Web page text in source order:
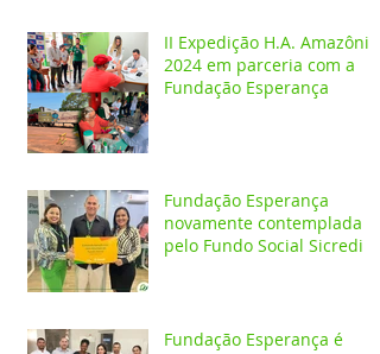
II Expedição H.A. Amazônia
2024 em parceria com a
Fundação Esperança
Fundação Esperança
novamente contemplada
pelo Fundo Social Sicredi
Fundação Esperança é